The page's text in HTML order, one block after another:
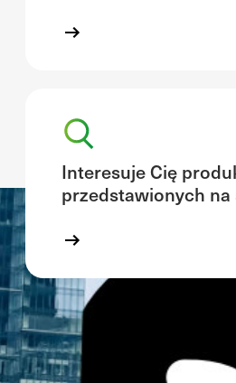
Interesuje Cię
przedstawionych na